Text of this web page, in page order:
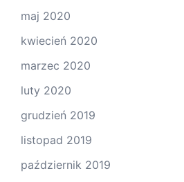
maj 2020
kwiecień 2020
marzec 2020
luty 2020
grudzień 2019
listopad 2019
październik 2019